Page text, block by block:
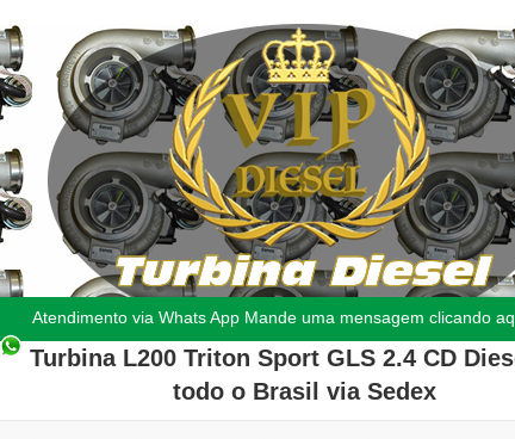
Atendimento via Whats App Mande uma mensagem clicando
Turbina L200 Triton Sport GLS 2.4 CD
todo o Brasil via Sedex